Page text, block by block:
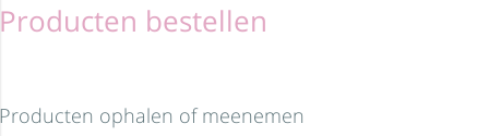
Producten bestellen
Producten ophalen of meenemen